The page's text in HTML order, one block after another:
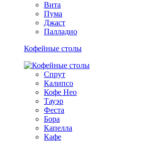
Вита
Пума
Джаст
Палладио
Кофейные столы
Спрут
Калипсо
Кофе Нео
Тауэр
Феста
Бора
Капелла
Кафе